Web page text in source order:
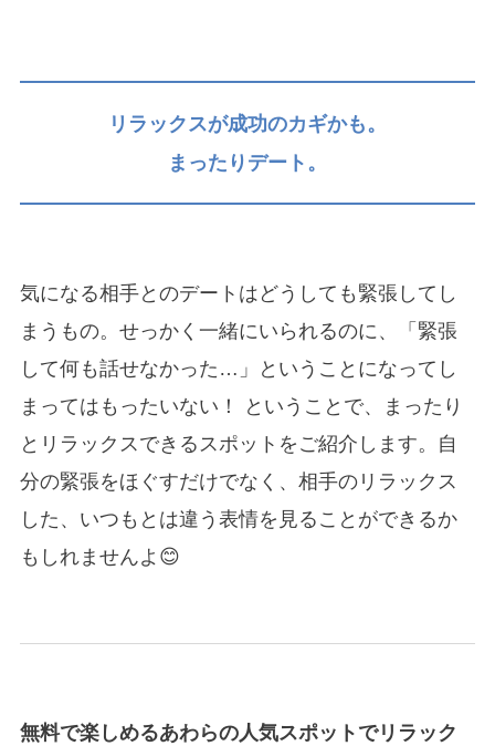
リラックスが成功のカギかも。
まったりデート。
気になる相手とのデートはどうしても緊張してし
まうもの。せっかく一緒にいられるのに、「緊張
して何も話せなかった…」ということになってし
まってはもったいない！ ということで、まったり
とリラックスできるスポットをご紹介します。自
分の緊張をほぐすだけでなく、相手のリラックス
した、いつもとは違う表情を見ることができるか
もしれませんよ😊
無料で楽しめるあわらの人気スポットでリラック